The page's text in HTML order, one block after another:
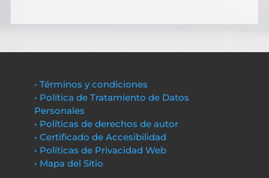
• Términos y condiciones
• Política de Tratamiento de Datos
Personales
• Políticas de derechos de autor
• Certificado de Accesibilidad
• Políticas de Privacidad Web
• Mapa del Sitio